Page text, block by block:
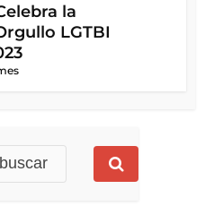
la
LGTBI